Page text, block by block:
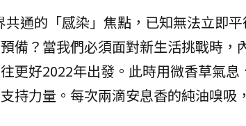
通的「感染」焦點，已知無法立即
備？當我們必須面對新生活挑戰時，
更好2022年出發。此時用微香草氣
持力量。每次兩滴安息香的純油嗅吸